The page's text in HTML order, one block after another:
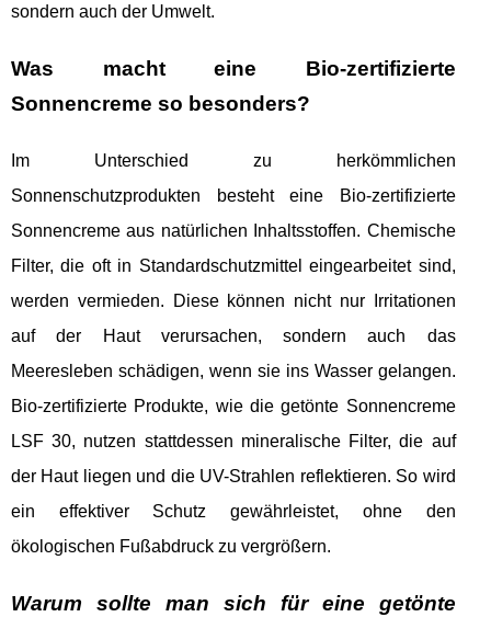
sondern auch der Umwelt.
Was macht eine Bio-zertifizierte
Sonnencreme so besonders?
Im Unterschied zu herkömmlichen
Sonnenschutzprodukten besteht eine Bio-zertifizierte
Sonnencreme aus natürlichen Inhaltsstoffen. Chemische
Filter, die oft in Standardschutzmittel eingearbeitet sind,
werden vermieden. Diese können nicht nur Irritationen
auf der Haut verursachen, sondern auch das
Meeresleben schädigen, wenn sie ins Wasser gelangen.
Bio-zertifizierte Produkte, wie die getönte Sonnencreme
LSF 30, nutzen stattdessen mineralische Filter, die auf
der Haut liegen und die UV-Strahlen reflektieren. So wird
ein effektiver Schutz gewährleistet, ohne den
ökologischen Fußabdruck zu vergrößern.
Warum sollte man sich für eine getönte